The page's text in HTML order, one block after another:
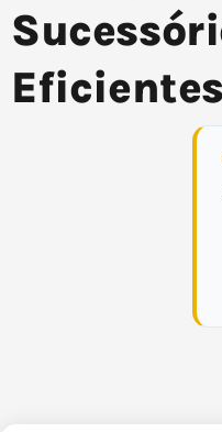
Eficientes